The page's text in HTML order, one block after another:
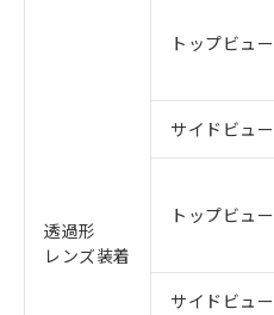
透過形
レンズ装着
トップビュー
サイドビュー
トップビュー
サイドビュー